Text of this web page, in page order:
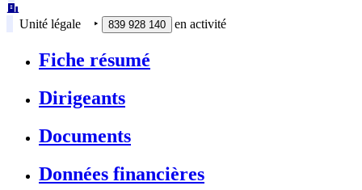
Unité légale ‣ 839 928 140 en activité
Fiche résumé
Dirigeants
Documents
Données financières